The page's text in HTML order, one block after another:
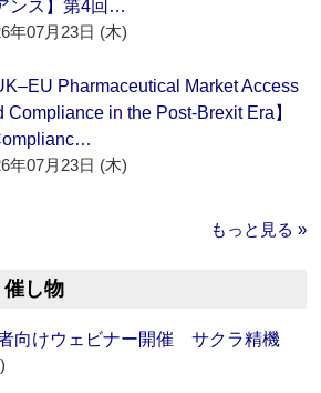
ンス】第4回…
年07月23日 (木)
Pharmaceutical Market Access
Compliance in the Post-Brexit Era】
年07月23日 (木)
もっと見る »
し物
向けウェビナー開催 サクラ精機